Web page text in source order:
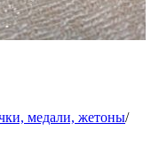
медали, жетоны/